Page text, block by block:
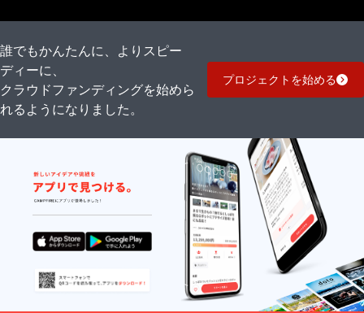
誰でもかんたんに、よりスピー
ディーに、
クラウドファンディングを始めら
れるようになりました。
プロジェクトを始める